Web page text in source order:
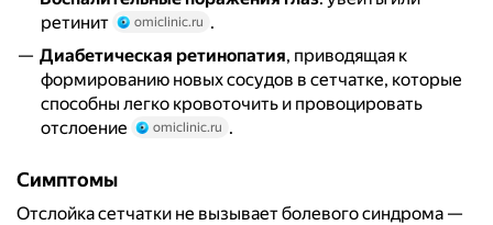
ретинит
omiclinic.ru .
Диабетическая ретинопатия, приводящая к
формированию новых сосудов в сетчатке, которые
способны легко кровоточить и провоцировать
отслоение
omiclinic.ru .
Симптомы
Отслойка сетчатки не вызывает болевого синдрома —